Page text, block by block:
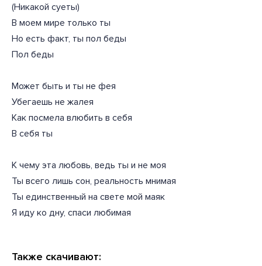
(Никакой суеты)
В моем мире только ты
Но есть факт, ты пол беды
Пол беды
Может быть и ты не фея
Убегаешь не жалея
Как посмела влюбить в себя
В себя ты
К чему эта любовь, ведь ты и не моя
Ты всего лишь сон, реальность мнимая
Ты единственный на свете мой маяк
Я иду ко дну, спаси любимая
Также скачивают: